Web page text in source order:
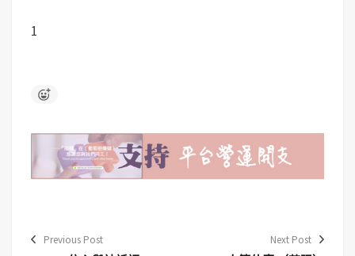
1
Previous Post Next Post